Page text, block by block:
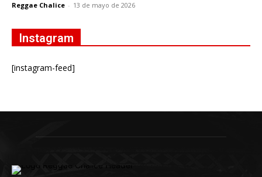
Reggae Chalice - 13 de mayo de 2026
Instagram
[instagram-feed]